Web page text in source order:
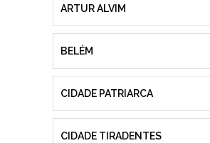
ARTUR ALVIM
BELÉM
CIDADE PATRIARCA
CIDADE TIRADENTES